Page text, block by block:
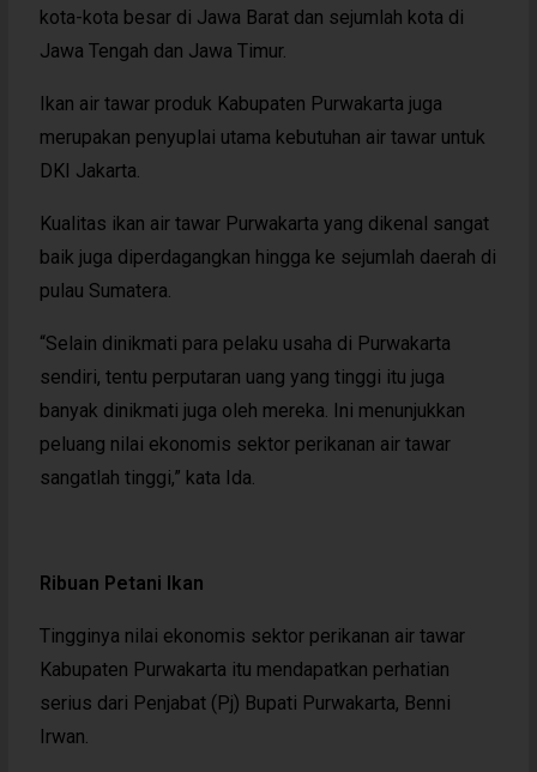
kota-kota besar di Jawa Barat dan sejumlah kota di
Jawa Tengah dan Jawa Timur.
Ikan air tawar produk Kabupaten Purwakarta juga
merupakan penyuplai utama kebutuhan air tawar untuk
DKI Jakarta.
Kualitas ikan air tawar Purwakarta yang dikenal sangat
baik juga diperdagangkan hingga ke sejumlah daerah di
pulau Sumatera.
“Selain dinikmati para pelaku usaha di Purwakarta
sendiri, tentu perputaran uang yang tinggi itu juga
banyak dinikmati juga oleh mereka. Ini menunjukkan
peluang nilai ekonomis sektor perikanan air tawar
sangatlah tinggi,” kata Ida.
Ribuan Petani Ikan
Tingginya nilai ekonomis sektor perikanan air tawar
Kabupaten Purwakarta itu mendapatkan perhatian
serius dari Penjabat (Pj) Bupati Purwakarta, Benni
Irwan.